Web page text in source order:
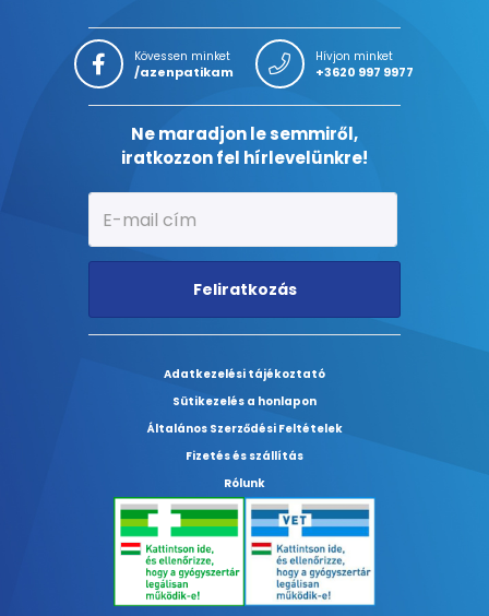
Kövessen minket
/azenpatikam
Hívjon minket
+3620 997 9977
Ne maradjon le semmiről,
iratkozzon fel hírlevelünkre!
Feliratkozás
Adatkezelési tájékoztató
Sütikezelés a honlapon
Általános Szerződési Feltételek
Fizetés és szállítás
Rólunk